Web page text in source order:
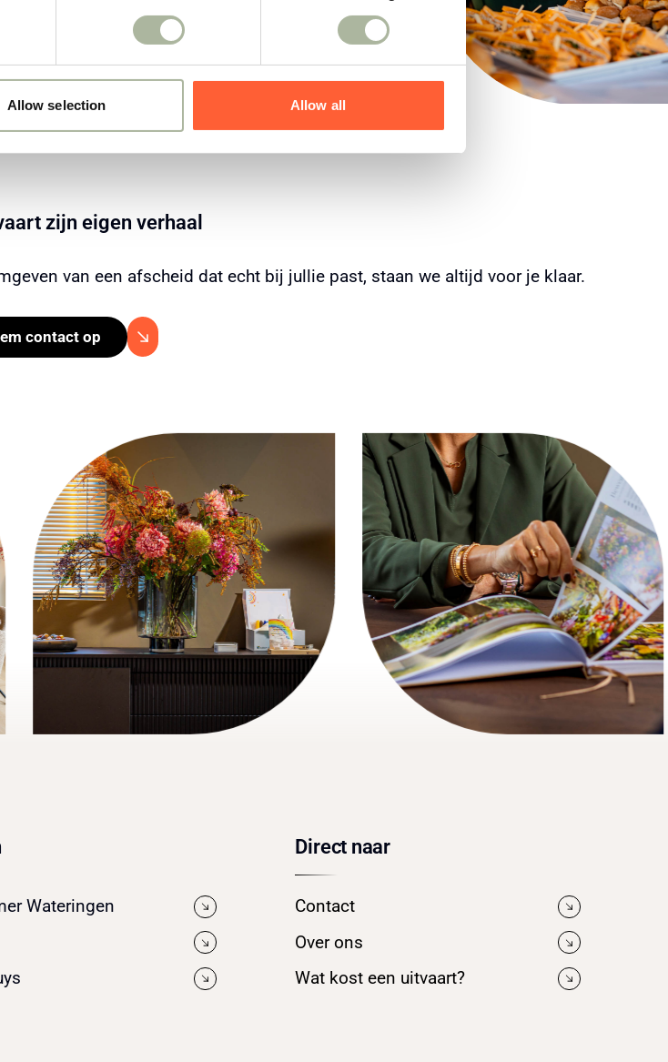
Allow selection Allow all
zijn eigen verhaal
van een afscheid dat echt bij jullie past, staan we altijd voor je klaar.
contact op
Wateringen
Direct naar
Contact
Over ons
Wat kost een uitvaart?